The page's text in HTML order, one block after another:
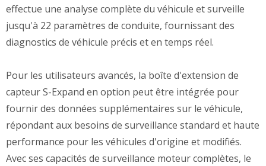
effectue une analyse complète du véhicule et surveille
jusqu'à 22 paramètres de conduite, fournissant des
diagnostics de véhicule précis et en temps réel.
Pour les utilisateurs avancés, la boîte d'extension de
capteur S-Expand en option peut être intégrée pour
fournir des données supplémentaires sur le véhicule,
répondant aux besoins de surveillance standard et haute
performance pour les véhicules d'origine et modifiés.
Avec ses capacités de surveillance moteur complètes, le